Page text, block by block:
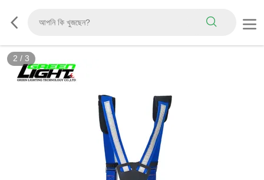
2 / 3